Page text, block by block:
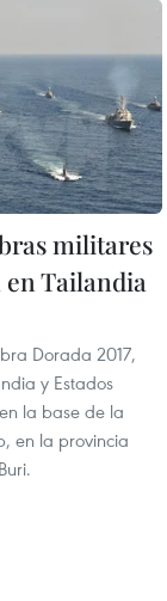
militares
Tailandia
Dorada 2017,
y Estados
la base de la
en la provincia